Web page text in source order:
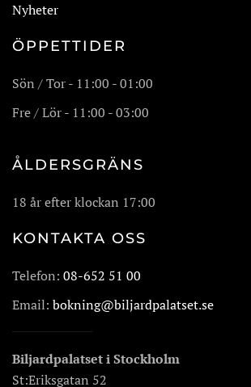
Nyheter
ÖPPETTIDER
Sön / Tor - 11:00 - 01:00
Fre / Lör - 11:00 - 03:00
ÅLDERSGRÄNS
18 år efter klockan 17:00
KONTAKTA OSS
Telefon: 08-652 51 00
Email: bokning@biljardpalatset.se
Biljardpalatset i Stockholm
St:Eriksgatan 52